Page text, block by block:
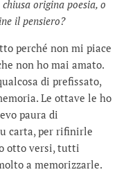
origina poesia, o
il pensiero?
perché non mi piace
non ho mai amato.
di prefissato,
Le ottave le ho
paura di
carta, per rifinirle
otto versi, tutti
a memorizzarle.